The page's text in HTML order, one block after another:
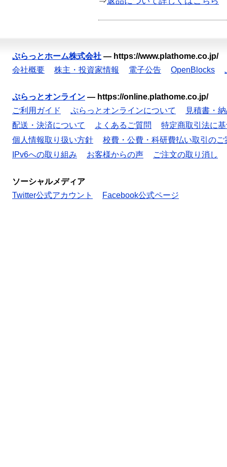
ぷらっとホーム株式会社 — https://www.plathome.co.jp/
会社概要
株主・投資家情報 電子公告 OpenBlocks
ぷらっとオンライン — https://online.plathome.co.jp/
ご利用ガイド
ぷらっとオンラインについて
見積書・
配送・決済について
よくあるご質問
特定商取引法に
個人情報取り扱い方針
校費・公費・科研費払い取引のご
IPv6への取り組み
お客様からの声 ご注文の取り消し
ソーシャルメディア
Twitter公式アカウント
Facebook公式ページ